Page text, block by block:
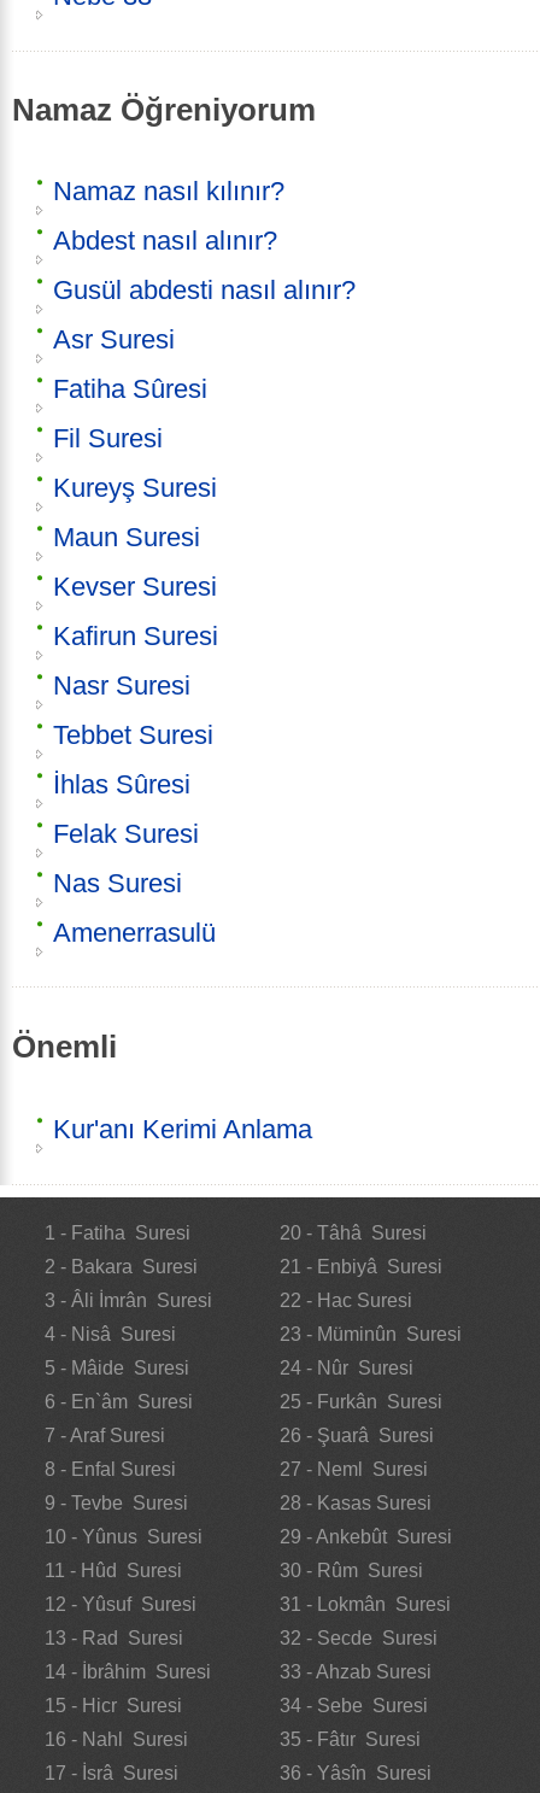
Namaz Öğreniyorum
Namaz nasıl kılınır?
Abdest nasıl alınır?
Gusül abdesti nasıl alınır?
Asr Suresi
Fatiha Sûresi
Fil Suresi
Kureyş Suresi
Maun Suresi
Kevser Suresi
Kafirun Suresi
Nasr Suresi
Tebbet Suresi
İhlas Sûresi
Felak Suresi
Nas Suresi
Amenerrasulü
Önemli
Kur'anı Kerimi Anlama
1 - Fatiha Suresi
2 - Bakara Suresi
3 - Âli İmrân Suresi
4 - Nisâ Suresi
5 - Mâide Suresi
6 - En`âm Suresi
7 - Araf Suresi
8 - Enfal Suresi
9 - Tevbe Suresi
10 - Yûnus Suresi
11 - Hûd Suresi
12 - Yûsuf Suresi
13 - Rad Suresi
14 - İbrâhim Suresi
15 - Hicr Suresi
16 - Nahl Suresi
17 - İsrâ Suresi
20 - Tâhâ Suresi
21 - Enbiyâ Suresi
22 - Hac Suresi
23 - Müminûn Suresi
24 - Nûr Suresi
25 - Furkân Suresi
26 - Şuarâ Suresi
27 - Neml Suresi
28 - Kasas Suresi
29 - Ankebût Suresi
30 - Rûm Suresi
31 - Lokmân Suresi
32 - Secde Suresi
33 - Ahzab Suresi
34 - Sebe Suresi
35 - Fâtır Suresi
36 - Yâsîn Suresi